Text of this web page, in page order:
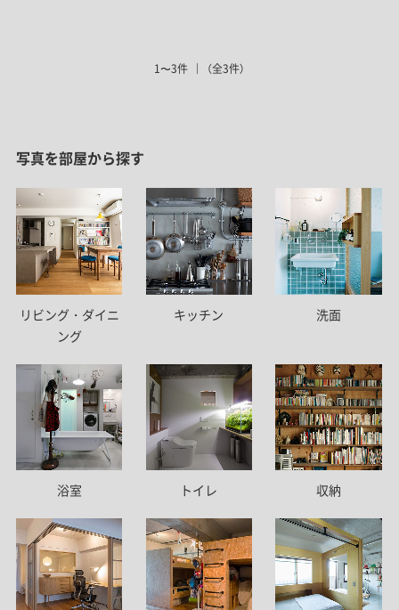
1〜3件 （全3件）
写真を部屋から探す
リビング・ダイニ
ング
キッチン 洗面
浴室 トイレ 収納